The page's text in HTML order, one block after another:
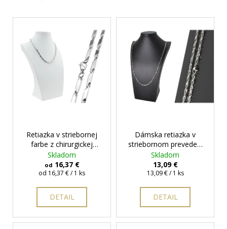
V
Retiazka v striebornej
farbe z chirurgickej
ocele Catalina III.
Skladom
od 16,37 €
Jednotková
od 16,37 € / 1 ks
DETAIL
Dámska retiazka v
striebornom prevedení
Monique II
Skladom
13,09 €
Jednotková
13,09 € / 1 ks
DETAIL